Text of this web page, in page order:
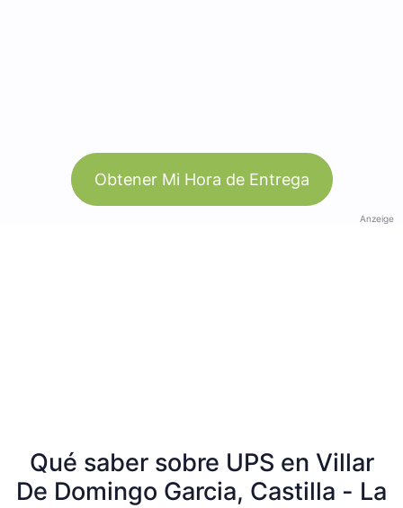
Obtener Mi Hora de Entrega
Anzeige
Qué saber sobre UPS en Villar
De Domingo Garcia, Castilla - La